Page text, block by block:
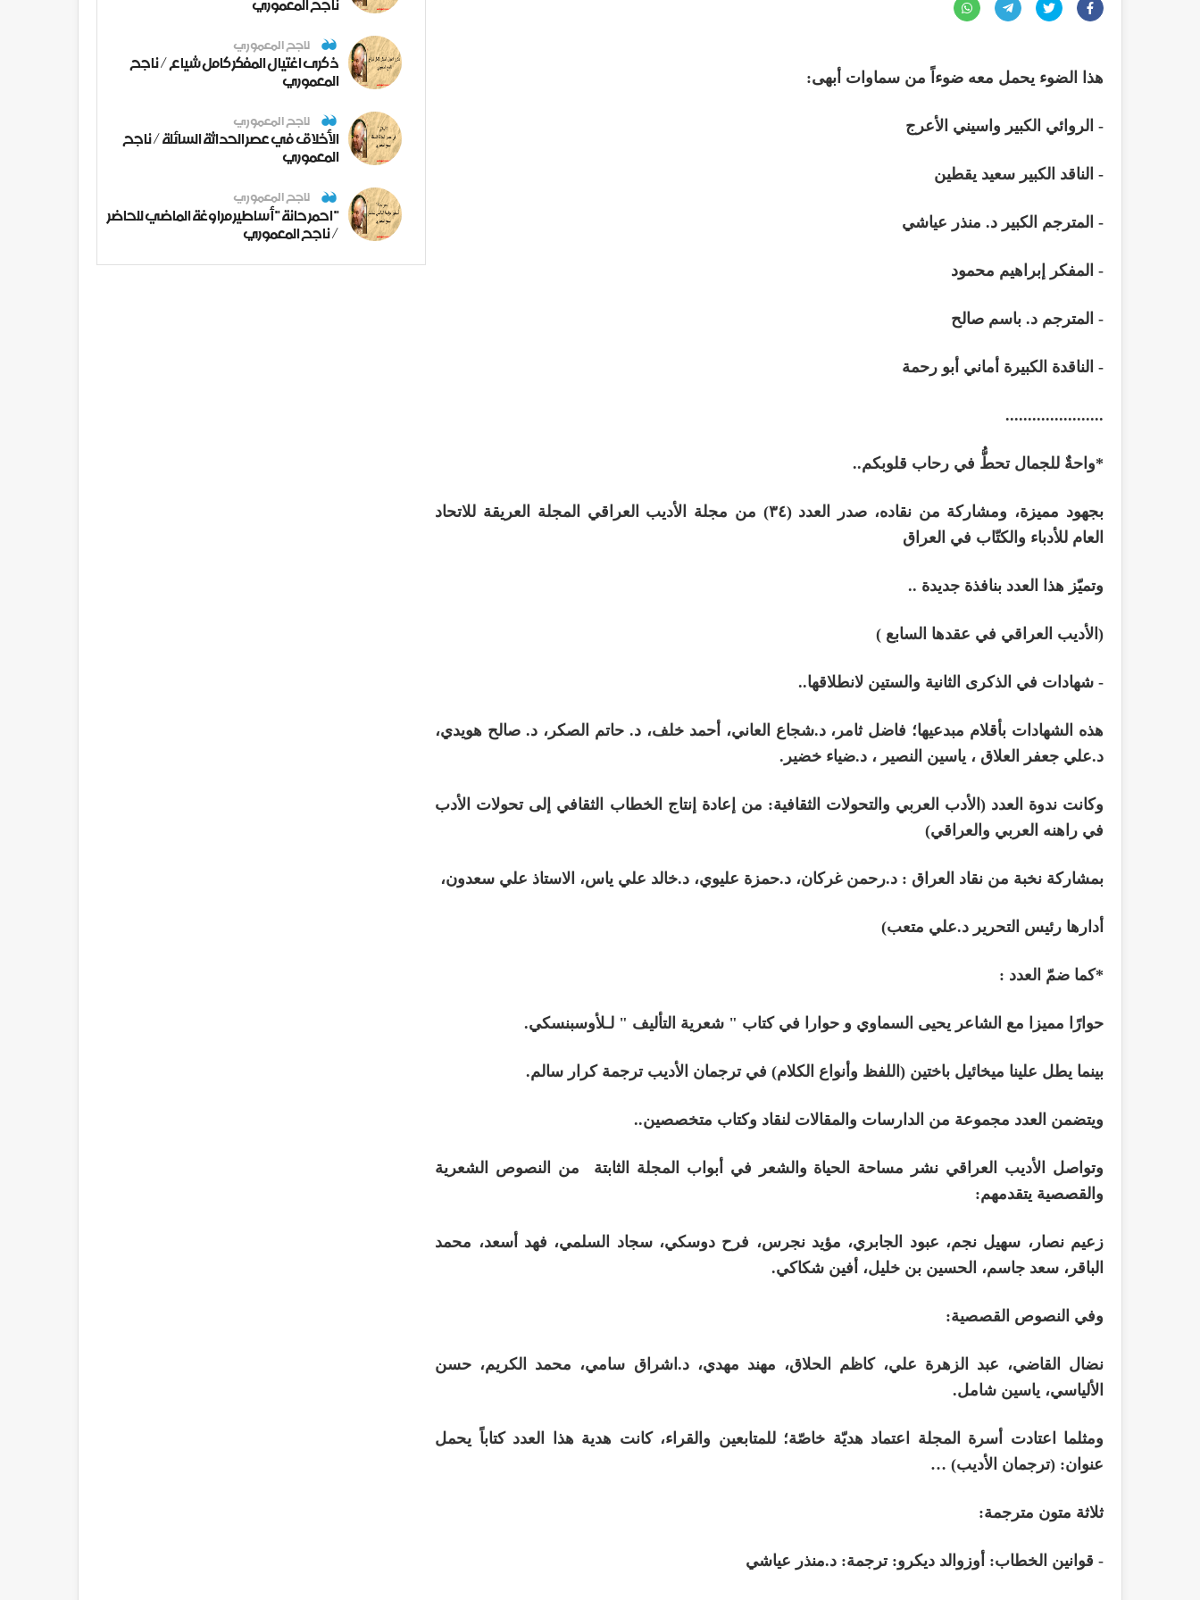
هذا الضوء يحمل معه ضوءاً من سماوات أبهى:
- الروائي الكبير واسيني الأعرج
- الناقد الكبير سعيد يقطين
- المترجم الكبير د. منذر عياشي
- المفكر إبراهيم محمود
- المترجم د. باسم صالح
- الناقدة الكبيرة أماني أبو رحمة
......................
*واحةٌ للجمال تحطُّ في رحاب قلوبكم..
بجهود مميزة، ومشاركة من نقاده، صدر العدد (٣٤) من مجلة الأديب العراقي المجلة العريقة للاتحاد
العام للأدباء والكتّاب في العراق
وتميّز هذا العدد بنافذة جديدة ..
(الأديب العراقي في عقدها السابع )
- شهادات في الذكرى الثانية والستين لانطلاقها..
هذه الشهادات بأقلام مبدعيها؛ فاضل ثامر، د.شجاع العاني، أحمد خلف، د. حاتم الصكر، د. صالح هويدي،
د.علي جعفر العلاق ، ياسين النصير ، د.ضياء خضير.
وكانت ندوة العدد (الأدب العربي والتحولات الثقافية: من إعادة إنتاج الخطاب الثقافي إلى تحولات الأدب
في راهنه العربي والعراقي)
بمشاركة نخبة من نقاد العراق : د.رحمن غركان، د.حمزة عليوي، د.خالد علي ياس، الاستاذ علي سعدون،
أدارها رئيس التحرير د.علي متعب)
*كما ضمّ العدد :
حوارًا مميزا مع الشاعر يحيى السماوي و حوارا في كتاب " شعرية التأليف " لـلأوسبنسكي.
بينما يطل علينا ميخائيل باختين (اللفظ وأنواع الكلام) في ترجمان الأديب ترجمة كرار سالم.
ويتضمن العدد مجموعة من الدارسات والمقالات لنقاد وكتاب متخصصين..
وتواصل الأديب العراقي نشر مساحة الحياة والشعر في أبواب المجلة الثابتة من النصوص الشعرية
والقصصية يتقدمهم:
زعيم نصار، سهيل نجم، عبود الجابري، مؤيد نجرس، فرح دوسكي، سجاد السلمي، فهد أسعد، محمد
الباقر، سعد جاسم، الحسين بن خليل، أفين شكاكي.
وفي النصوص القصصية:
نضال القاضي، عبد الزهرة علي، كاظم الحلاق، مهند مهدي، د.اشراق سامي، محمد الكريم، حسن
الألياسي، ياسين شامل.
ومثلما اعتادت أسرة المجلة اعتماد هديّة خاصّة؛ للمتابعين والقراء، كانت هدية هذا العدد كتاباً يحمل
عنوان: (ترجمان الأديب) …
ثلاثة متون مترجمة:
- قوانين الخطاب: أوزوالد ديكرو: ترجمة: د.منذر عياشي
ناجح المعموري
ناجح المعموري
ذكرى اغتيال المفكر كامل شياع / ناجح
المعموري
ناجح المعموري
الأخلاق في عصر الحداثة السائلة / ناجح
المعموري
ناجح المعموري
" احمر حانة " أساطير مراوغة الماضي للحاضر
/ ناجح المعموري